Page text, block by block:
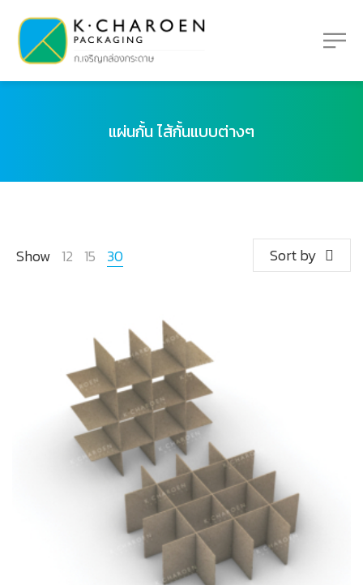
แผ่นกั้น ไส้กั้นแบบต่างๆ
Show 12 15 30 Sort by